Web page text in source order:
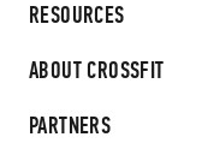
RESOURCES
ABOUT CROSSFIT
PARTNERS